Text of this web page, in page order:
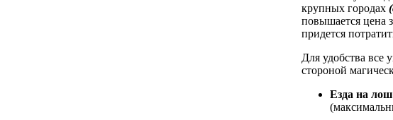
крупных городах
повышается цена
придется
Для удобства все
стороной
Езда на